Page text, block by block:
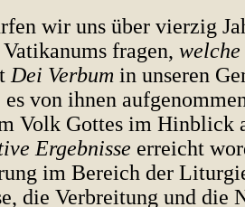
wir uns über vierzig
fragen,
Dei Verbum in unseren
von ihnen
Volk Gottes im Hinblick
Ergebnisse erreicht
im Bereich der
die Verbreitung und die